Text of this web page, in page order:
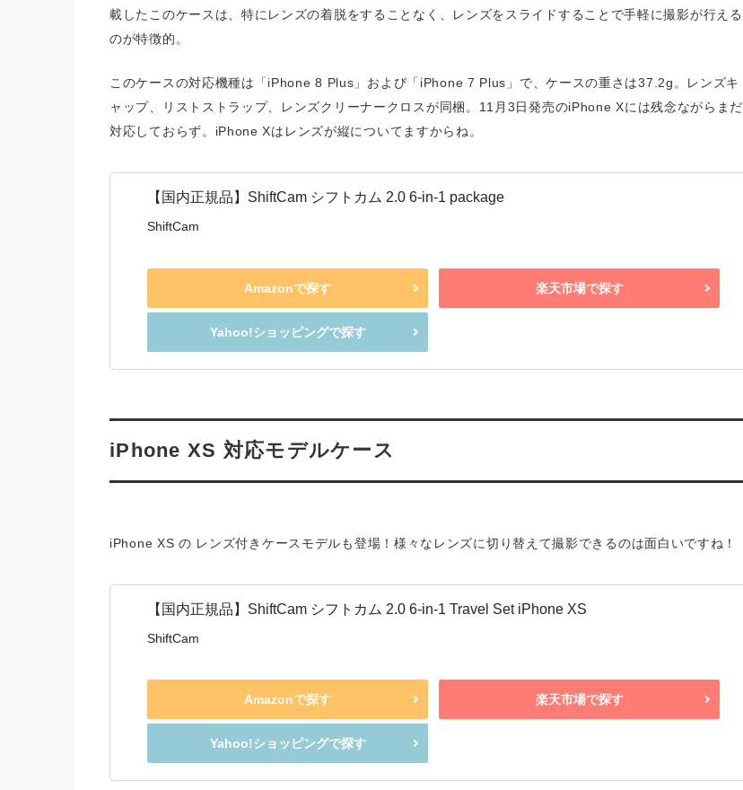
載したこのケースは、特にレンズの着脱をすることなく、レンズをスライドすることで手軽に撮影が行える
のが特徴的。
このケースの対応機種は「iPhone 8 Plus」および「iPhone 7 Plus」で、ケースの重さは37.2g。レンズキ
ャップ、リストストラップ、レンズクリーナークロスが同梱。11月3日発売のiPhone Xには残念ながらまだ
対応しておらず。iPhone Xはレンズが縦についてますからね。
【国内正規品】ShiftCam シフトカム 2.0 6-in-1 package
ShiftCam
Amazonで探す 楽天市場で探す
Yahoo!ショッピングで探す
iPhone XS 対応モデルケース
iPhone XS の レンズ付きケースモデルも登場！様々なレンズに切り替えて撮影できるのは面白いですね！
【国内正規品】ShiftCam シフトカム 2.0 6-in-1 Travel Set iPhone XS
ShiftCam
Amazonで探す 楽天市場で探す
Yahoo!ショッピングで探す